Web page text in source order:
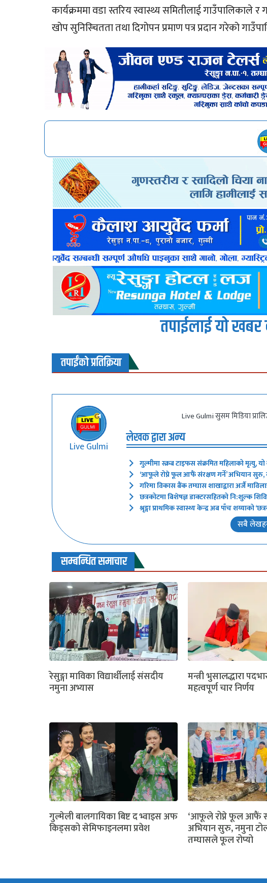
कार्यक्रममा वडा स्तरिय स्वास्थ्य समितीलाई गाउँपालिकाले
खोप सुनिस्चितता तथा दिगोपन प्रमाण पत्र प्रदान गरेको
तपाईलाई यो खबर
तपाईंको प्रतिक्रिया
Live Gulmi
Live Gulmi सुसम मिडिया
लेखक द्वारा अन्य
गुल्मीमा स्क्रब टाइफस संक्रमित महिलाको मृत्यु,
‘आफूले रोप्ने फूल आफैं संरक्षण गर्ने’ अभियान सुरु,
गरिमा विकास बैंक तम्घास शाखाद्वारा अर्जै
छत्रकोटमा बिशेषज्ञ डाक्टरसहितको नि:शुल्क
श्रृङ्गा प्राथमिक स्वास्थ्य केन्द्र अब पाँच शय्याको
सबै
सम्बन्धित समाचार
रेसुङ्गा माविका विद्यार्थीलाई संसदीय
नमुना अभ्यास
मन्त्री भुसालद्धारा
महत्वपूर्ण चार निर्णय
गुल्मेली बालगायिका बिष्ट द भ्वाइस अफ
किड्सको सेमिफाइनलमा प्रवेश
‘आफूले रोप्ने फूल आफैं
अभियान सुरु, नमुना
तम्घासले फूल रोप्यो